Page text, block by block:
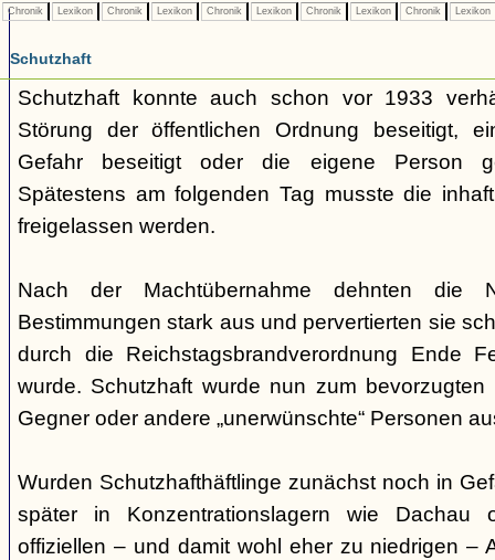
Chronik Lexikon Chronik Lexikon Chronik Lexikon Chronik Lexikon Chronik Lexikon
Schutzhaft
Schutzhaft konnte auch schon vor 1933
Störung der öffentlichen Ordnung beseitigt,
Gefahr beseitigt oder die eigene Person
Spätestens am folgenden Tag musste die
freigelassen werden.
Nach der Machtübernahme dehnten die
Bestimmungen stark aus und pervertierten sie
durch die Reichstagsbrandverordnung Ende
wurde. Schutzhaft wurde nun zum bevorzugten
Gegner oder andere „unerwünschte“ Personen
Wurden Schutzhafthäftlinge zunächst noch in
später in Konzentrationslagern wie Dachau
offiziellen – und damit wohl eher zu niedrigen –